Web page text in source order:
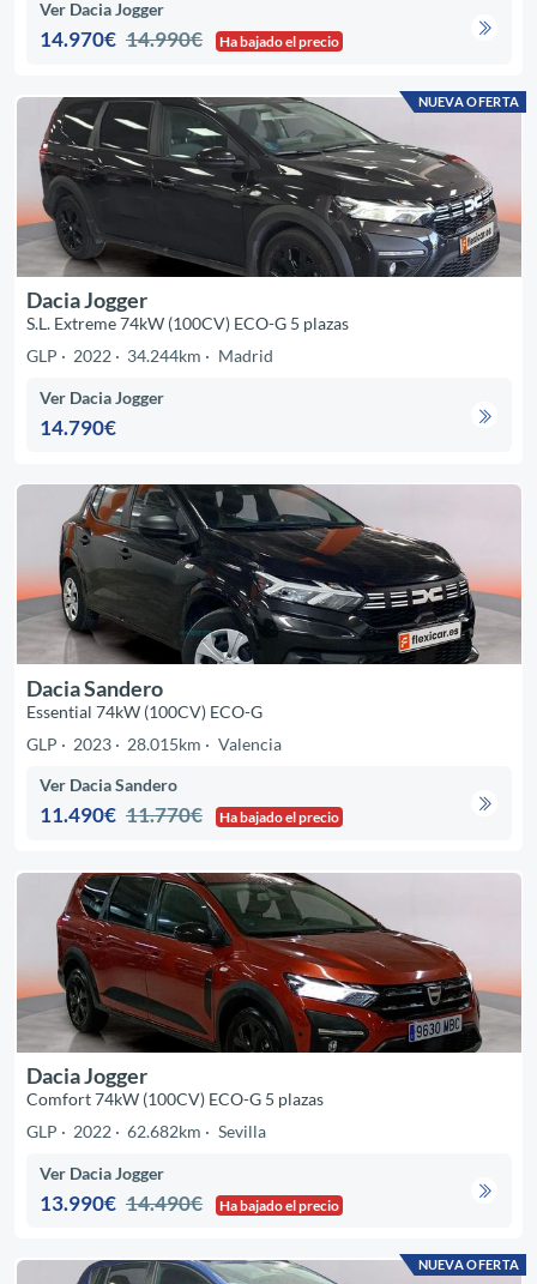
Ver Dacia Jogger
14.970€ 14.990€ Ha bajado el precio
NUEVA OFERTA
Dacia Jogger
S.L. Extreme 74kW (100CV) ECO-G 5 plazas
GLP
2022 34.244km Madrid
Ver Dacia Jogger
14.790€
Dacia Sandero
Essential 74kW (100CV) ECO-G
GLP
2023 28.015km Valencia
Ver Dacia Sandero
11.490€ 11.770€ Ha bajado el precio
Dacia Jogger
Comfort 74kW (100CV) ECO-G 5 plazas
GLP
2022 62.682km Sevilla
Ver Dacia Jogger
13.990€ 14.490€ Ha bajado el precio
NUEVA OFERTA